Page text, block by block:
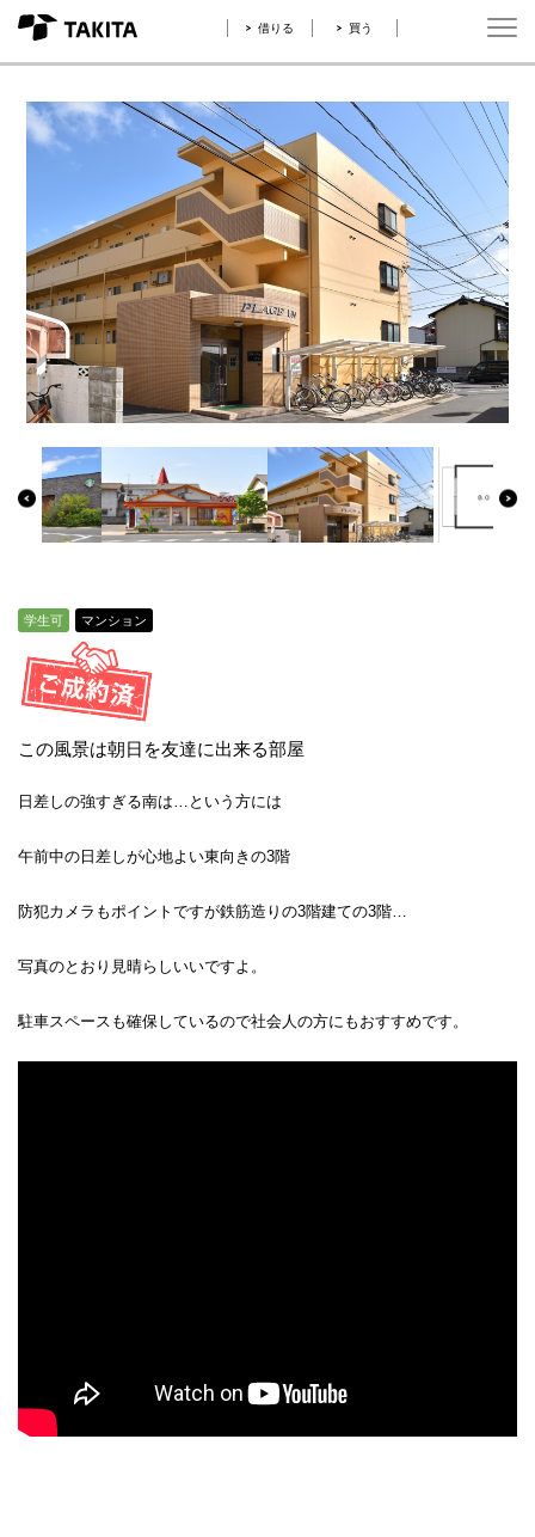
借りる 買う
学生可 マンション
この風景は朝日を友達に出来る部屋
日差しの強すぎる南は…という方には
午前中の日差しが心地よい東向きの3階
防犯カメラもポイントですが鉄筋造りの3階建ての3階…
写真のとおり見晴らしいいですよ。
駐車スペースも確保しているので社会人の方にもおすすめです。